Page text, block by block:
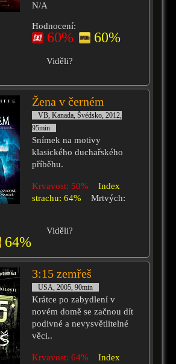
N/A
Hodnocení:
60% 60%
Viděli?
Žena v černém
VB, Kanada, Švédsko, 2012,
95min
Snímek na motivy
klasického duchařského
příběhu.
Krvavost: 50%
Index
strachu: 64%
Mrtvých:
64%
Viděli?
3:15 zemřeš
USA, 2005, 90min
Krátce po zabydlení v
novém domě se začnou dít
podivné a nevysvětlitelné
věci..
Krvavost: 64%
Index